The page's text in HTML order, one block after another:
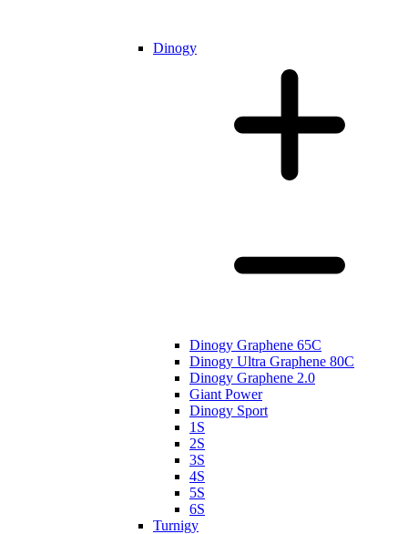
Dinogy
Dinogy Graphene 65C
Dinogy Ultra Graphene 80C
Dinogy Graphene 2.0
Giant Power
Dinogy Sport
1S
2S
3S
4S
5S
6S
Turnigy